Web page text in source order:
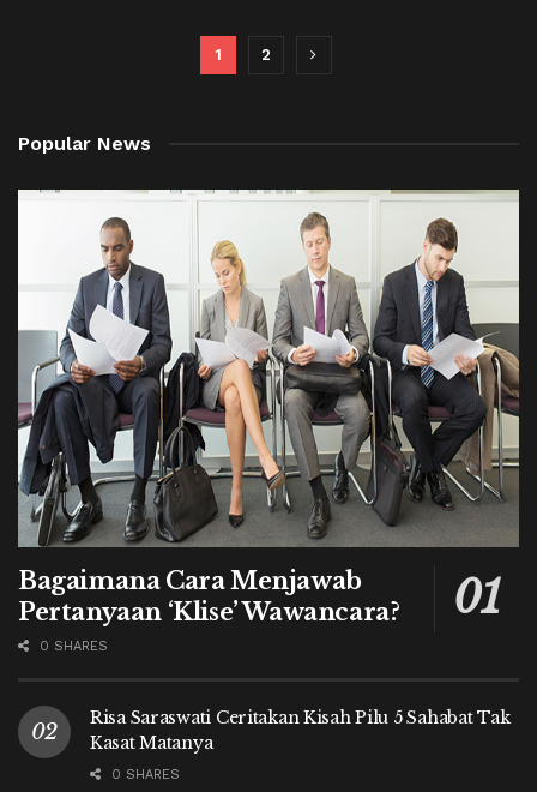
1 2
Popular News
Bagaimana Cara Menjawab
Pertanyaan ‘Klise’ Wawancara?
0 SHARES
Risa Saraswati Ceritakan Kisah Pilu 5 Sahabat Tak
Kasat Matanya
0 SHARES